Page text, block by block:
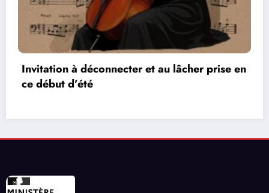
en
Les réseaux de communication entre
vidéos